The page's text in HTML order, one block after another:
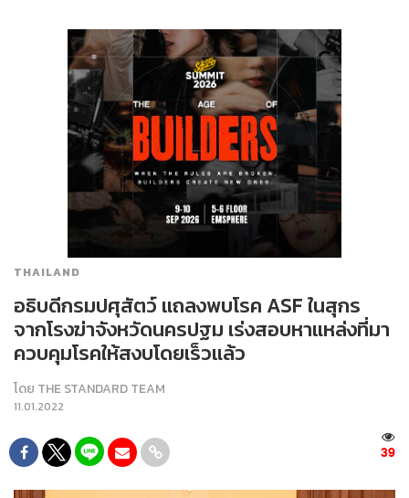
THAILAND
อธิบดีกรมปศุสัตว์ แถลงพบโรค ASF ในสุกร
จากโรงฆ่าจังหวัดนครปฐม เร่งสอบหาแหล่งที่มา
ควบคุมโรคให้สงบโดยเร็วแล้ว
โดย THE STANDARD TEAM
11.01.2022
39